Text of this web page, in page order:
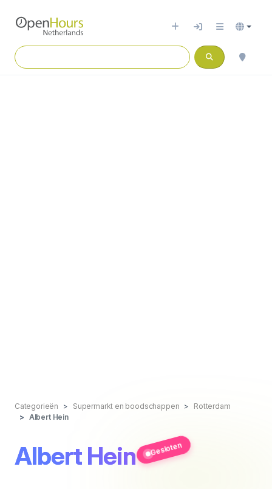
Categorieën Supermarkt en boodschappen
Rotterdam
Albert Hein
Albert Hein Gesloten